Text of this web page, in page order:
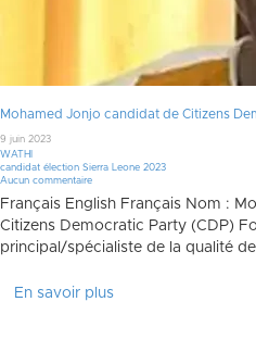
Mohamed Jonjo candidat de Citizens
9 juin 2023
WATHI
candidat élection Sierra Leone 2023
Aucun commentaire
Français English Français Nom :
Citizens Democratic Party (CDP)
principal/spécialiste de la qualité
En savoir plus